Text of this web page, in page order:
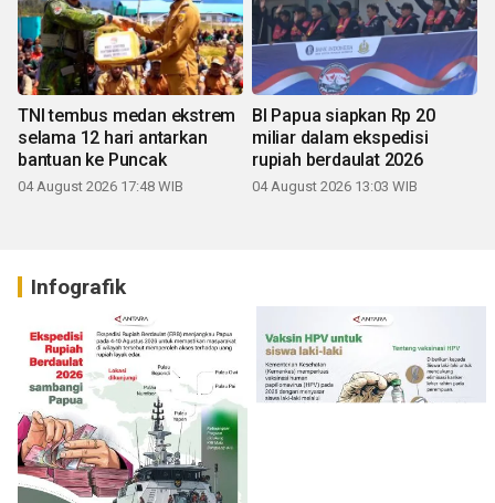
TNI tembus medan ekstrem
selama 12 hari antarkan
bantuan ke Puncak
04 August 2026 17:48 WIB
BI Papua siapkan Rp 20
miliar dalam ekspedisi
rupiah berdaulat 2026
04 August 2026 13:03 WIB
Infografik